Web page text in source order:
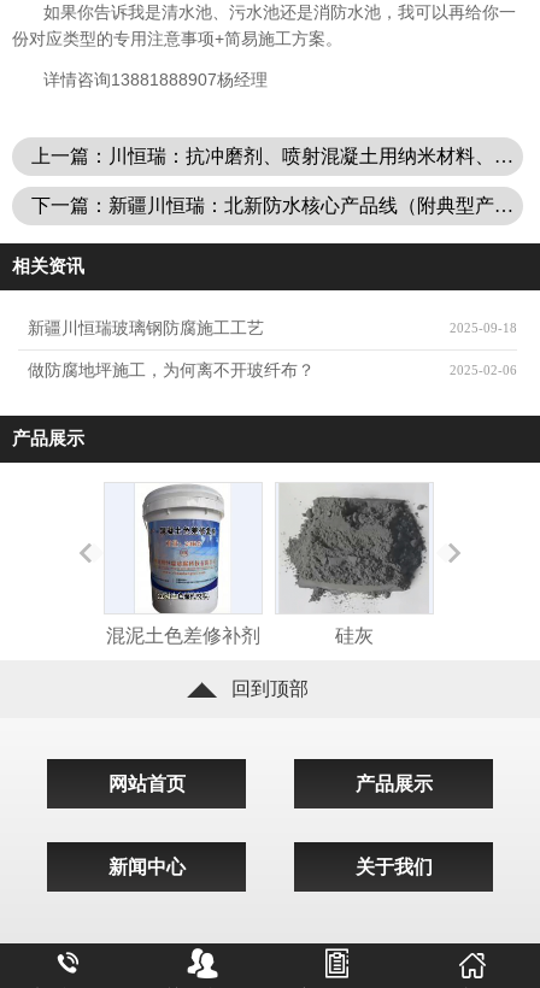
如果你告诉我是清水池、污水池还是消防水池，我可以再给你一
份对应类型的专用注意事项+简易施工方案。
详情咨询13881888907杨经理
上一篇：川恒瑞：抗冲磨剂、喷射混凝土用纳米材料、硅灰等产品介绍以及应用范围
下一篇：新疆川恒瑞：北新防水核心产品线（附典型产品+用途）
相关资讯
2025-09-18
新疆川恒瑞玻璃钢防腐施工工艺
2025-02-06
做防腐地坪施工，为何离不开玻纤布？
产品展示
混泥土色差修补剂 硅灰
回到顶部
网站首页 产品展示
新闻中心 关于我们